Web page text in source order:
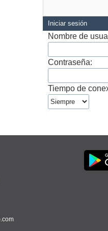
Iniciar sesión
Nombre de
Contraseña:
Tiempo de